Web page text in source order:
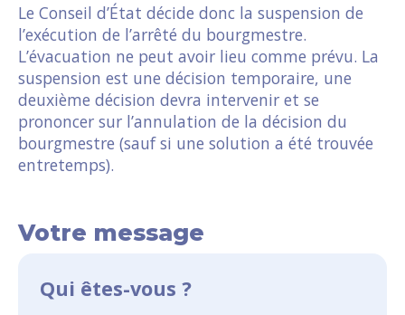
Le Conseil d’État décide donc la suspension de
l’exécution de l’arrêté du bourgmestre.
L’évacuation ne peut avoir lieu comme prévu. La
suspension est une décision temporaire, une
deuxième décision devra intervenir et se
prononcer sur l’annulation de la décision du
bourgmestre (sauf si une solution a été trouvée
entretemps).
Votre message
Qui êtes-vous ?